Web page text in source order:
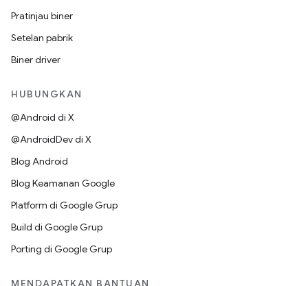
Pratinjau biner
Setelan pabrik
Biner driver
HUBUNGKAN
@Android di X
@AndroidDev di X
Blog Android
Blog Keamanan Google
Platform di Google Grup
Build di Google Grup
Porting di Google Grup
MENDAPATKAN BANTUAN